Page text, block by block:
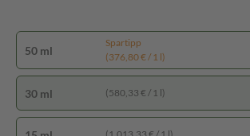
50 ml
Spartipp
(376,80 € / 1 l)
30 ml (580,33 € / 1 l)